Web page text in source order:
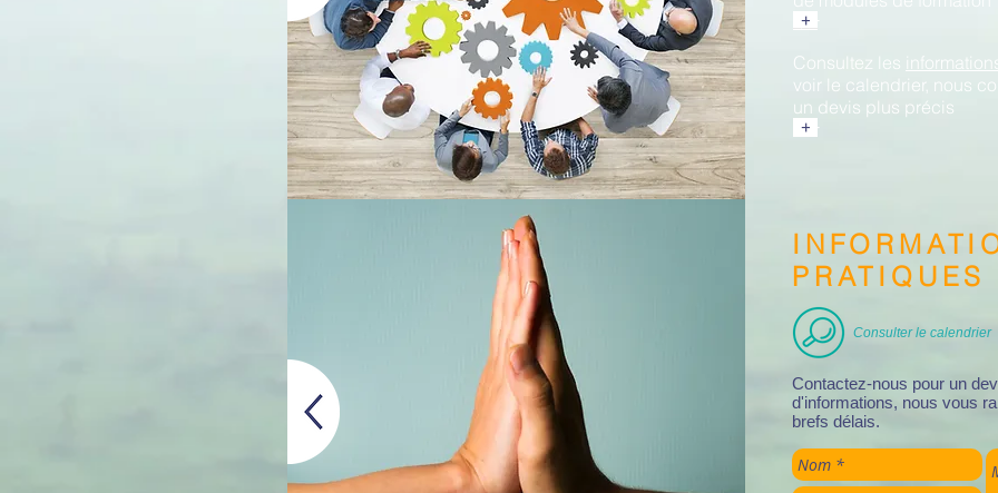
+++
Consultez les
voir le calendrier, nous
un devis plus précis
+++
PRATIQUES
Consulter le calendrier
Contactez-nous pour un
d'informations, nous vous
brefs délais.